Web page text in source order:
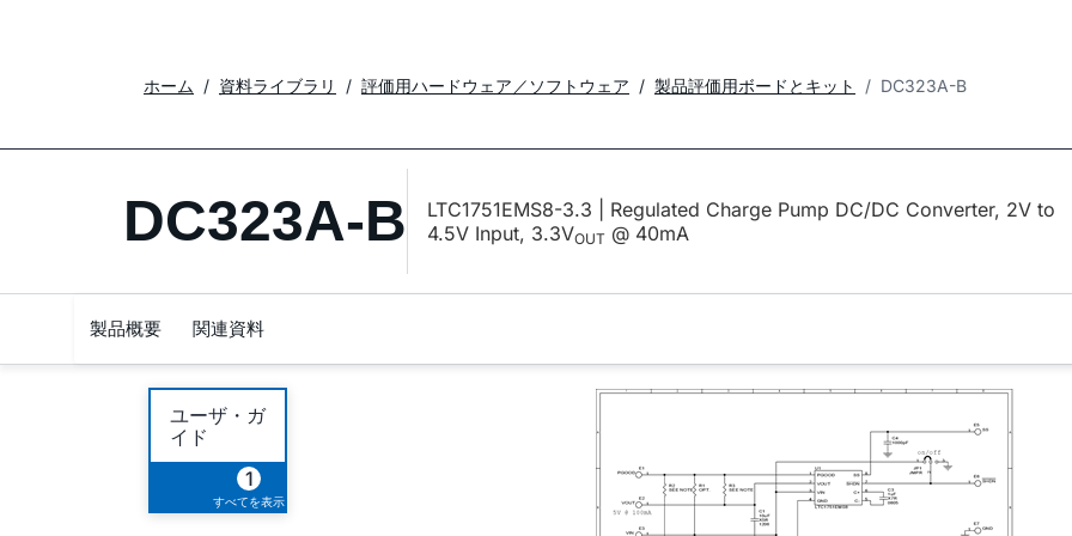
ホーム 資料ライブラリ 評価用ハードウェア／ソフトウェア 製品評価用ボードとキット DC323A-B
DC323A-B
LTC1751EMS8-3.3 | Regulated Charge Pump DC/DC Converter, 2V to
4.5V Input, 3.3VOUT @ 40mA
製品概要 関連資料
ユーザ・ガ
イド
1
すべてを表示